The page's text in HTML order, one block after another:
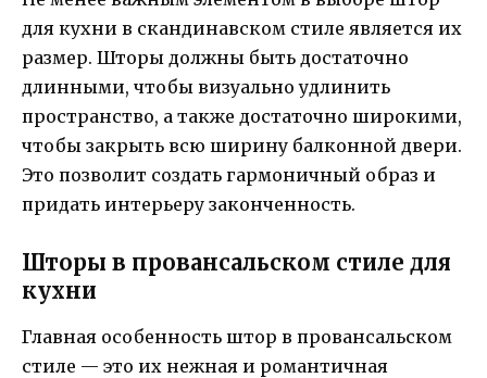
для кухни в скандинавском стиле является их
размер. Шторы должны быть достаточно
длинными, чтобы визуально удлинить
пространство, а также достаточно широкими,
чтобы закрыть всю ширину балконной двери.
Это позволит создать гармоничный образ и
придать интерьеру законченность.
Шторы в провансальском стиле для
кухни
Главная особенность штор в провансальском
стиле — это их нежная и романтичная